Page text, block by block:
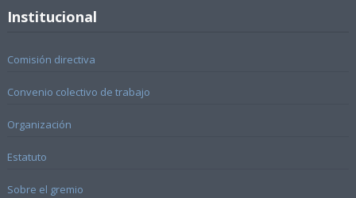
Institucional
Comisión directiva
Convenio colectivo de trabajo
Organización
Estatuto
Sobre el gremio